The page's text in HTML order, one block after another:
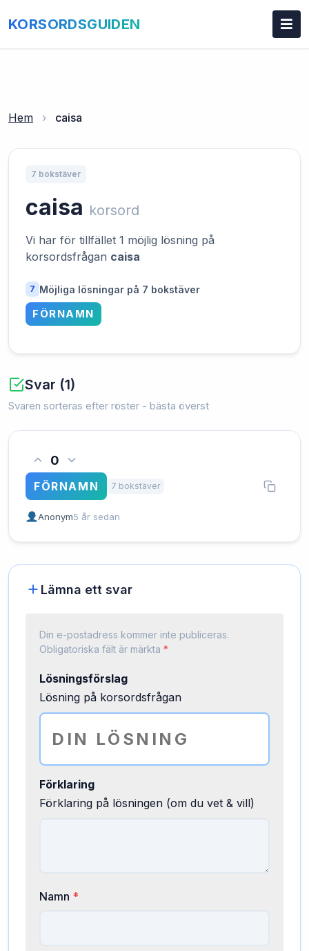
KORSORDSGUIDEN
Hem › caisa
7 bokstäver
caisa korsord
Vi har för tillfället 1 möjlig lösning på
korsordsfrågan caisa
7 Möjliga lösningar på 7 bokstäver
FÖRNAMN
Svar (1)
Svaren sorteras efter röster - bästa överst
0
FÖRNAMN 7 bokstäver
Anonym5 år sedan
Lämna ett svar
Din e-postadress kommer inte publiceras.
Obligatoriska fält är märkta *
Lösningsförslag
Lösning på korsordsfrågan
Förklaring
Förklaring på lösningen (om du vet & vill)
Namn *